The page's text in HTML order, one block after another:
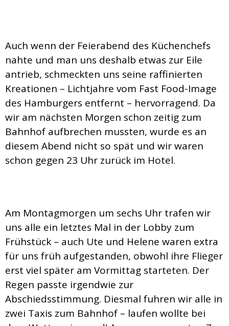
Auch wenn der Feierabend des Küchenchefs
nahte und man uns deshalb etwas zur Eile
antrieb, schmeckten uns seine raffinierten
Kreationen – Lichtjahre vom Fast Food-Image
des Hamburgers entfernt – hervorragend. Da
wir am nächsten Morgen schon zeitig zum
Bahnhof aufbrechen mussten, wurde es an
diesem Abend nicht so spät und wir waren
schon gegen 23 Uhr zurück im Hotel.
Am Montagmorgen um sechs Uhr trafen wir
uns alle ein letztes Mal in der Lobby zum
Frühstück – auch Ute und Helene waren extra
für uns früh aufgestanden, obwohl ihre Flieger
erst viel später am Vormittag starteten. Der
Regen passte irgendwie zur
Abschiedsstimmung. Diesmal fuhren wir alle in
zwei Taxis zum Bahnhof – laufen wollte bei